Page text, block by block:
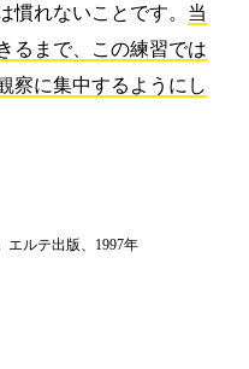
慣れないことです。 当
るまで、この練習では
察に集中するようにし
エルテ出版、1997年